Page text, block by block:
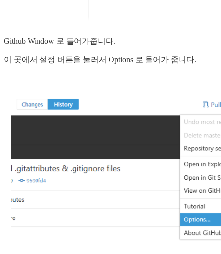
Github Window 로 들어가줍니다.
이 곳에서 설정 버튼을 눌러서 Options 로 들어가 줍니다.